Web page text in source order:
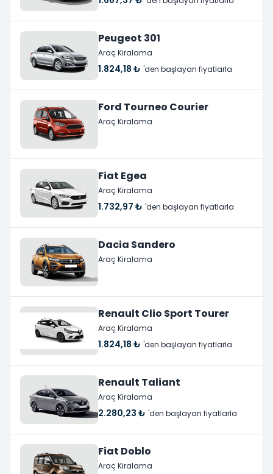
Peugeot 301
Araç Kiralama
1.824,18 ₺ 'den başlayan fiyatlarla
Ford Tourneo Courier
Araç Kiralama
Fiat Egea
Araç Kiralama
1.732,97 ₺ 'den başlayan fiyatlarla
Dacia Sandero
Araç Kiralama
Renault Clio Sport Tourer
Araç Kiralama
1.824,18 ₺ 'den başlayan fiyatlarla
Renault Taliant
Araç Kiralama
2.280,23 ₺ 'den başlayan fiyatlarla
Fiat Doblo
Araç Kiralama